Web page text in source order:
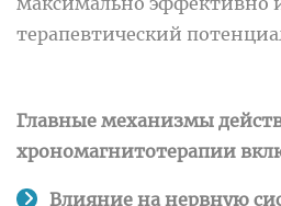
терапевтический
Главные механизмы
хрономагнитотерапии
Влияние на нервную